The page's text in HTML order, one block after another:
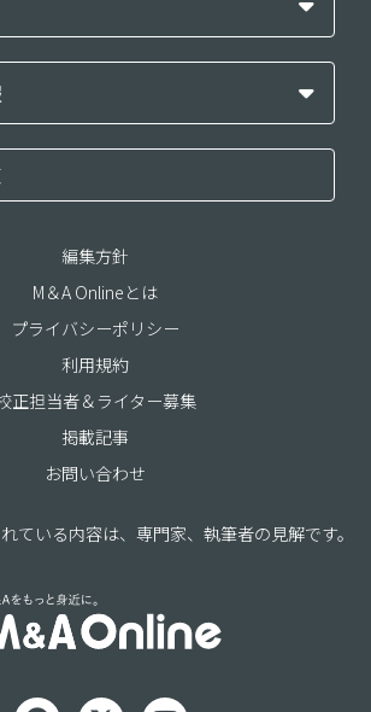
編集方針
M＆A Onlineとは
プライバシーポリシー
利用規約
正担当者＆ライター募集
掲載記事
お問い合わせ
ている内容は、専門家、執筆者の見解です。